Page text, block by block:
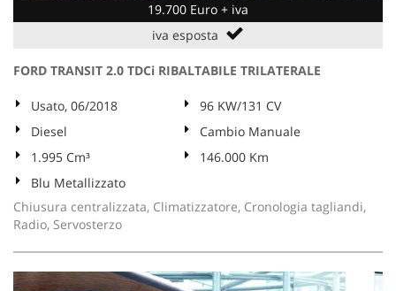
19.700 Euro + iva
iva esposta
FORD TRANSIT 2.0 TDCi RIBALTABILE TRILATERALE
Usato, 06/2018
96 KW/131 CV
Diesel
Cambio Manuale
1.995 Cm³
146.000 Km
Blu Metallizzato
Chiusura centralizzata, Climatizzatore, Cronologia tagliandi,
Radio, Servosterzo